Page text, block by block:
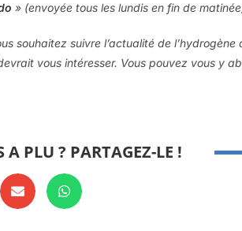
» (envoyée tous les lundis en fin de
souhaitez suivre l’actualité de
vous intéresser. Vous pouvez vous y
A PLU ? PARTAGEZ-LE !